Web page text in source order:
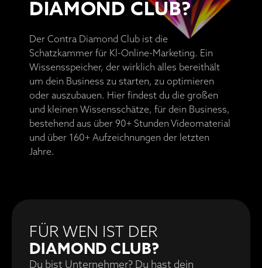
DIAMOND CLUB?
Der Contra Diamond Club ist die
Schatzkammer für Kl-Online-Marketing. Ein
Wissensspeicher, der wirklich alles bereithält
um dein Business zu starten, zu optimieren
oder auszubauen. Hier findest du die großen
und kleinen Wissensschätze, für dein Business,
bestehend aus über 90+ Stunden Videomaterial
und über 160+ Aufzeichnungen der letzten
Jahre.
FÜR WEN IST DER
DIAMOND CLUB?
Du bist Unternehmer? Du hast dein